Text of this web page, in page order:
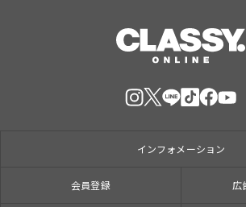
インフォメーション
会員登録 広